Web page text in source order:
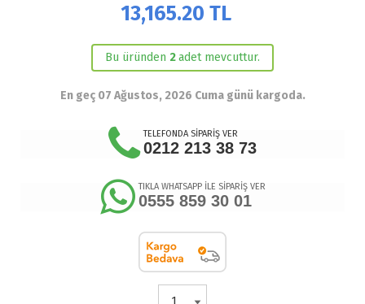
13,165.20 TL
Bu üründen 2adet mevcuttur.
En geç 07 Ağustos, 2026 Cuma günü kargoda.
TELEFONDA SİPARİŞ VER
0212 213 38 73
TIKLA WHATSAPP İLE SİPARİŞ VER
0555 859 30 01